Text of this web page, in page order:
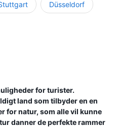
Düsseldorf
for turister.
land som tilbyder en en
for natur, som alle vil kunne
danner de perfekte rammer